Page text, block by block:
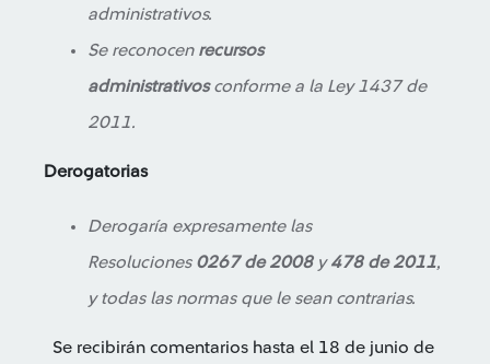
administrativos.
Se reconocen recursos
administrativosconforme a la Ley 1437 de
2011.
Derogatorias
Derogaría expresamente las
Resoluciones 0267 de 2008y478 de 2011,
y todas las normas que le sean contrarias.
Se recibirán comentarios hasta el 18 de junio de